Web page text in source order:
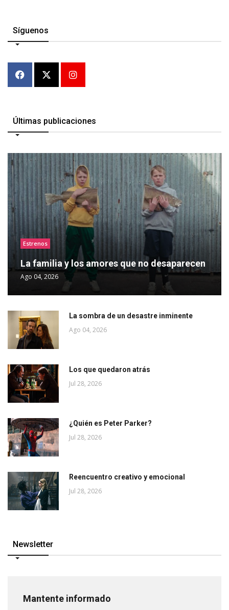
Síguenos
Últimas publicaciones
Estrenos
La familia y los amores que no desaparecen
Ago 04, 2026
La sombra de un desastre inminente
Ago 04, 2026
Los que quedaron atrás
Jul 28, 2026
¿Quién es Peter Parker?
Jul 28, 2026
Reencuentro creativo y emocional
Jul 28, 2026
Newsletter
Mantente informado